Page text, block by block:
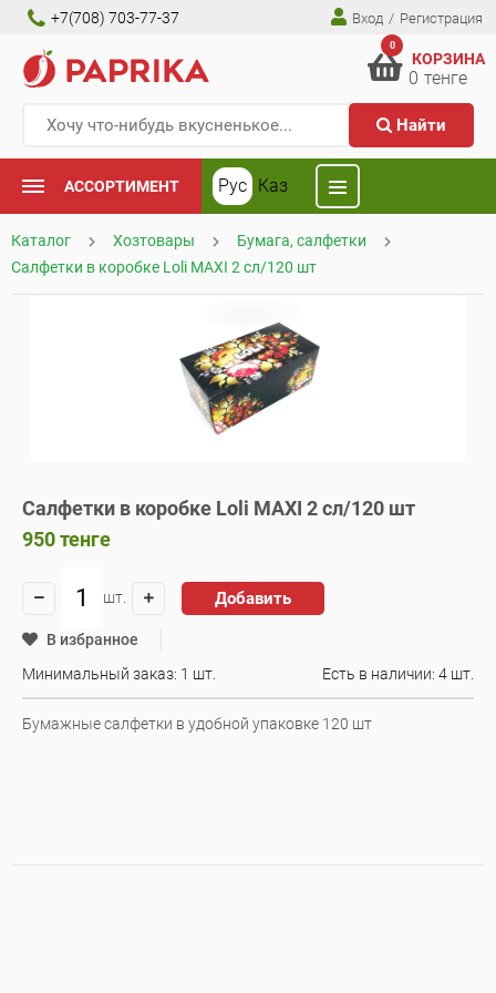
+7(708) 703-77-37 Вход / Регистрация
Найти
0
КОРЗИНА
0 тенге
АССОРТИМЕНТ Рус Каз
Каталог Хозтовары
Бумага, салфетки
Салфетки в коробке Loli MAXI 2 cл/120 шт
Салфетки в коробке Loli MAXI 2 cл/120 шт
950тенге
шт. Добавить
В избранное
Минимальный заказ: 1 шт.
Есть в наличии: 4 шт.
Бумажные салфетки в удобной упаковке 120 шт